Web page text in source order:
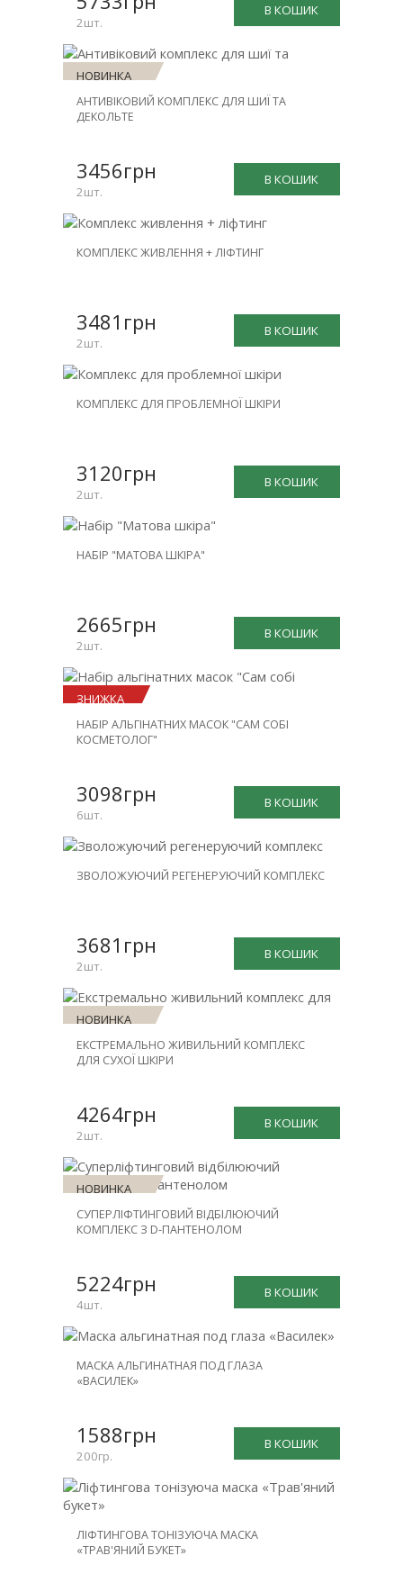
В КОШИК
2шт.
НОВИНКА
ЗНИЖКА
АНТИВІКОВИЙ КОМПЛЕКС ДЛЯ ШИЇ ТА
ДЕКОЛЬТЕ
В КОШИК
3456грн
2шт.
НОВИНКА
-26%
КОМПЛЕКС ЖИВЛЕННЯ + ЛІФТИНГ
В КОШИК
3481грн
2шт.
НОВИНКА
-26%
КОМПЛЕКС ДЛЯ ПРОБЛЕМНОЇ ШКІРИ
В КОШИК
3120грн
2шт.
НОВИНКА
-25%
НАБІР "МАТОВА ШКІРА"
В КОШИК
2665грн
2шт.
ЗНИЖКА
-23%
НАБІР АЛЬГІНАТНИХ МАСОК "САМ СОБІ
КОСМЕТОЛОГ"
В КОШИК
3098грн
6шт.
НОВИНКА
-30%
ЗВОЛОЖУЮЧИЙ РЕГЕНЕРУЮЧИЙ КОМПЛЕКС
В КОШИК
3681грн
2шт.
НОВИНКА
ЗНИЖКА
ЕКСТРЕМАЛЬНО ЖИВИЛЬНИЙ КОМПЛЕКС
ДЛЯ СУХОЇ ШКІРИ
В КОШИК
4264грн
2шт.
НОВИНКА
ЗНИЖКА
СУПЕРЛІФТИНГОВИЙ ВІДБІЛЮЮЧИЙ
КОМПЛЕКС З D-ПАНТЕНОЛОМ
В КОШИК
5224грн
4шт.
МАСКА АЛЬГИНАТНАЯ ПОД ГЛАЗА
«ВАСИЛЕК»
В КОШИК
1588грн
200гр.
ЛІФТИНГОВА ТОНІЗУЮЧА МАСКА
«ТРАВ'ЯНИЙ БУКЕТ»